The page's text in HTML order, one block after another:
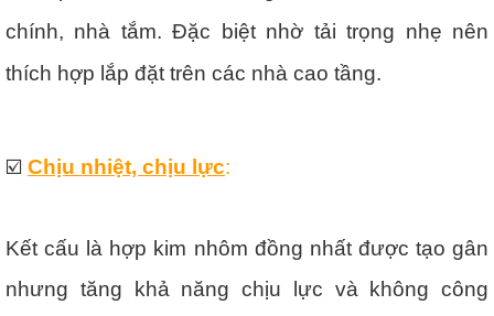
chính, nhà tắm. Đặc biệt nhờ tải trọng nhẹ nên
thích hợp lắp đặt trên các nhà cao tầng.
☑️ Chịu nhiệt, chịu lực:
Kết cấu là hợp kim nhôm đồng nhất được tạo gân
nhưng tăng khả năng chịu lực và không công